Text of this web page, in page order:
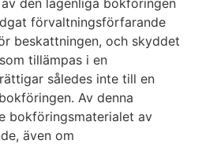
förvaltningsförfarande
beskattningen, och skyddet
tillämpas i en
således inte till en
Av denna
bokföringsmaterialet av
även om